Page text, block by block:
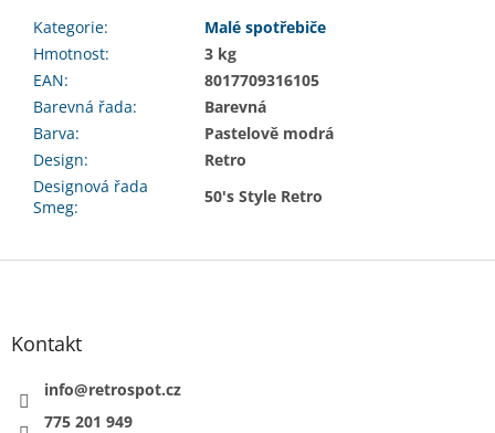
Kategorie:
Malé spotřebiče
Hmotnost:
3 kg
EAN:
8017709316105
Barevná řada:
Barevná
Barva:
Pastelově modrá
Design:
Retro
Designová řada
Smeg:
50's Style Retro
Z
Kontakt
info@retrospot.cz
775 201 949